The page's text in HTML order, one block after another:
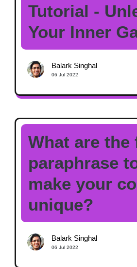
Tutorial -
Your Inner
Balark Singhal
06 Jul 2022
What are the
paraphrase
make your
unique?
Balark Singhal
06 Jul 2022